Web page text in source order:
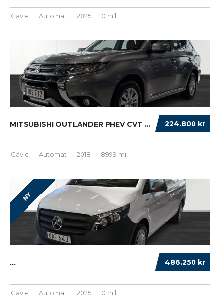
Gävle Automat 2025 0 mil
224.800 kr
MITSUBISHI OUTLANDER PHEV CVT BUSINESS 4WD 3...
Gävle Automat 2018 8999 mil
NY
486.250 kr
...
Gävle Automat 2025 0 mil